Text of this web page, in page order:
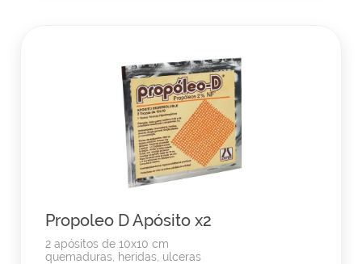
Propoleo D Apósito x2
2 apósitos de 10x10 cm
quemaduras, heridas, ulceras